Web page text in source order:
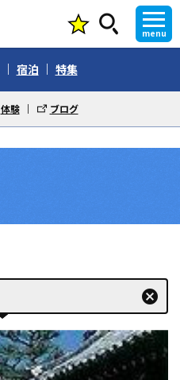
menu
宿泊 特集
体験 ブログ
cancel